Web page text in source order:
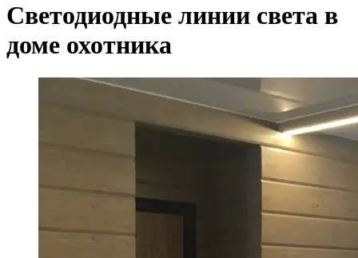
Светодиодные линии света в
доме охотника